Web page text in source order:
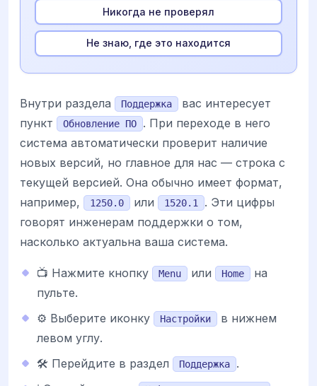
Никогда не проверял
Не знаю, где это находится
Внутри раздела Поддержка
вас интересует
пункт
Обновление ПО
. При переходе в него
система автоматически проверит наличие
новых версий, но главное для нас — строка с
текущей версией. Она обычно имеет формат,
например,
1250.0 или 1520.1
. Эти цифры
говорят инженерам поддержки о том,
насколько актуальна ваша система.
📺 Нажмите кнопку Menu или Home
на
пульте.
⚙️ Выберите иконку
Настройки
в нижнем
левом углу.
🛠️ Перейдите в раздел
Поддержка
.